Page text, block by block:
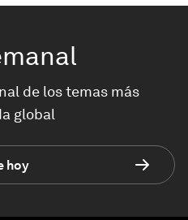
de los temas más
global
hoy